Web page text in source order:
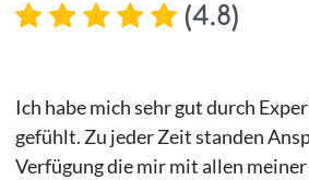
(4.8)
Ich habe mich sehr gut durch
gefühlt. Zu jeder Zeit standen
Verfügung die mir mit allen